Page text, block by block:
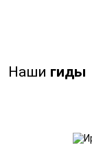
Наши гиды